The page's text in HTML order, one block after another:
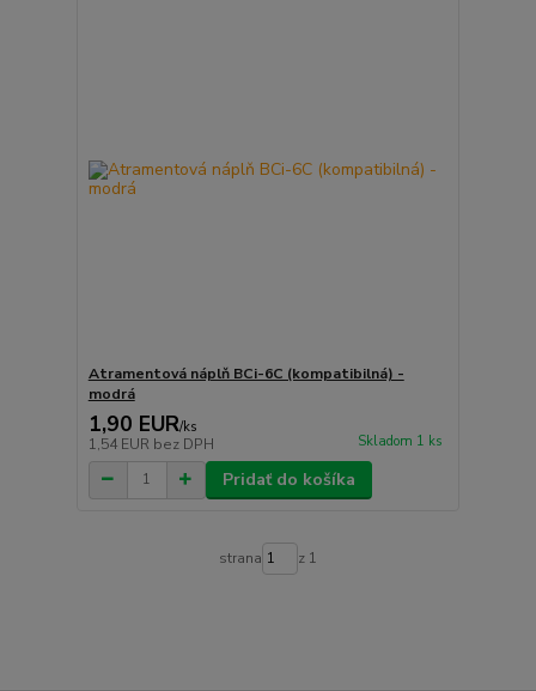
Atramentová náplň BCi-6C (kompatibilná) -
modrá
1,90 EUR/ks
1,54 EUR bez DPH Skladom 1 ks
Pridať do košíka
strana z 1